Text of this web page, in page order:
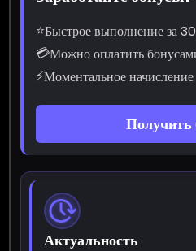
⭐Быстрое выполнение за
💳Можно оплатить
⚡Моментальное начисление
Получить
Актуальность